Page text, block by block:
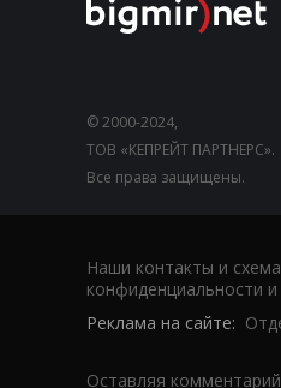
© 2000-2024,
ТОВ «КЕПРЕЙТ ПАРТНЕРС».
Все права защищены.
Наши контакты и
конфиденциальности
Реклама на сайте:
Оставляя